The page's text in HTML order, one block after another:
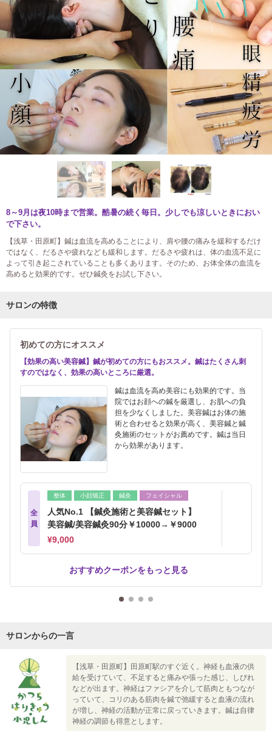
8～9月は夜10時まで営業。酷暑の続く毎日。少しでも涼しいときにおい
で下さい。
【浅草・田原町】鍼は血流を高めることにより、肩や腰の痛みを緩和するだけ
ではなく、だるさや疲れなども緩和します。だるさや疲れは、体の血流不足に
よって引き起こされていることも多くあります。そのため、お体全体の血流を
高めると効果的です。ぜひ鍼灸をお試し下さい。
サロンの特徴
初めての方にオススメ
【効果の高い美容鍼】鍼が初めての方にもおススメ。鍼はたくさん刺
すのではなく、効果の高いところに厳選。
鍼は血流を高め美容にも効果的です。当
院ではお顔への鍼を厳選し、お肌への負
担を少なくしました。美容鍼はお体の施
術と合わせると効果が高く、美容鍼と鍼
灸施術のセットがお薦めです。鍼は当日
から効果があります。
全
員
整体 小顔矯正 鍼灸 フェイシャル
人気No.1 【鍼灸施術と美容鍼セット】
美容鍼/美容鍼灸90分￥10000→￥9000
¥9,000
おすすめクーポンをもっと見る
サロンからの一言
【浅草・田原町】田原町駅のすぐ近く。神経も血液の供
給を受けていて、不足すると痛みや張った感じ、しびれ
などが出ます。神経はファシアを介して筋肉ともつなが
っていて、コリのある筋肉を鍼で弛緩すると血液の流れ
が増し、神経の活動が正常に戻っていきます。鍼は自律
神経の調節も得意とします。